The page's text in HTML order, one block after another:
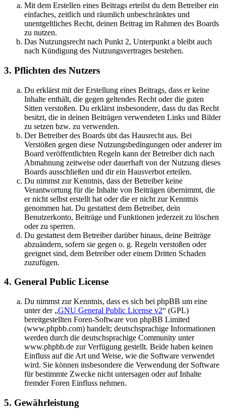
Mit dem Erstellen eines Beitrags erteilst du dem Betreiber ein
einfaches, zeitlich und räumlich unbeschränktes und
unentgeltliches Recht, deinen Beitrag im Rahmen des Boards
zu nutzen.
Das Nutzungsrecht nach Punkt 2, Unterpunkt a bleibt auch
nach Kündigung des Nutzungsvertrages bestehen.
3. Pflichten des Nutzers
Du erklärst mit der Erstellung eines Beitrags, dass er keine
Inhalte enthält, die gegen geltendes Recht oder die guten
Sitten verstoßen. Du erklärst insbesondere, dass du das Recht
besitzt, die in deinen Beiträgen verwendeten Links und Bilder
zu setzen bzw. zu verwenden.
Der Betreiber des Boards übt das Hausrecht aus. Bei
Verstößen gegen diese Nutzungsbedingungen oder anderer im
Board veröffentlichten Regeln kann der Betreiber dich nach
Abmahnung zeitweise oder dauerhaft von der Nutzung dieses
Boards ausschließen und dir ein Hausverbot erteilen.
Du nimmst zur Kenntnis, dass der Betreiber keine
Verantwortung für die Inhalte von Beiträgen übernimmt, die
er nicht selbst erstellt hat oder die er nicht zur Kenntnis
genommen hat. Du gestattest dem Betreiber, dein
Benutzerkonto, Beiträge und Funktionen jederzeit zu löschen
oder zu sperren.
Du gestattest dem Betreiber darüber hinaus, deine Beiträge
abzuändern, sofern sie gegen o. g. Regeln verstoßen oder
geeignet sind, dem Betreiber oder einem Dritten Schaden
zuzufügen.
4. General Public License
Du nimmst zur Kenntnis, dass es sich bei phpBB um eine
unter der „GNU General Public License v2“ (GPL)
bereitgestellten Foren-Software von phpBB Limited
(www.phpbb.com) handelt; deutschsprachige Informationen
werden durch die deutschsprachige Community unter
www.phpbb.de zur Verfügung gestellt. Beide haben keinen
Einfluss auf die Art und Weise, wie die Software verwendet
wird. Sie können insbesondere die Verwendung der Software
für bestimmte Zwecke nicht untersagen oder auf Inhalte
fremder Foren Einfluss nehmen.
5. Gewährleistung